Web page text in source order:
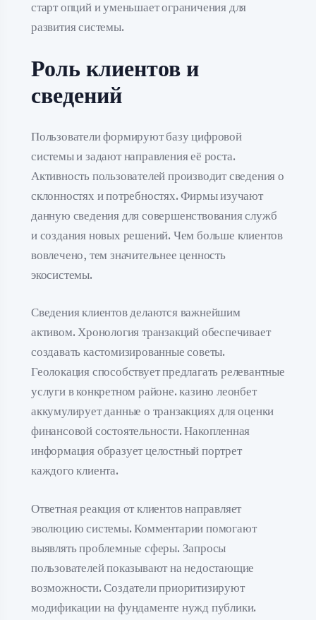
старт опций и уменьшает ограничения для
развития системы.
Роль клиентов и
сведений
Пользователи формируют базу цифровой
системы и задают направления её роста.
Активность пользователей производит сведения о
склонностях и потребностях. Фирмы изучают
данную сведения для совершенствования служб
и создания новых решений. Чем больше клиентов
вовлечено, тем значительнее ценность
экосистемы.
Сведения клиентов делаются важнейшим
активом. Хронология транзакций обеспечивает
создавать кастомизированные советы.
Геолокация способствует предлагать релевантные
услуги в конкретном районе. казино леонбет
аккумулирует данные о транзакциях для оценки
финансовой состоятельности. Накопленная
информация образует целостный портрет
каждого клиента.
Ответная реакция от клиентов направляет
эволюцию системы. Комментарии помогают
выявлять проблемные сферы. Запросы
пользователей показывают на недостающие
возможности. Создатели приоритизируют
модификации на фундаменте нужд публики.